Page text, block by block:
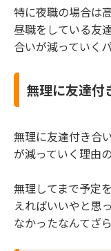
特に夜職の場合は
昼職をしている友
合いが減っていく
無理に友達付
無理に友達付き合
が減っていく理由
無理してまで予定
えればいいやと思
なかったなんてざ